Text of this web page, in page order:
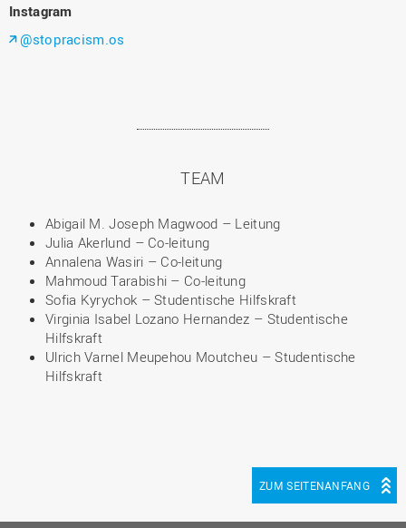
Instagram
@stopracism.os
TEAM
Abigail M. Joseph Magwood – Leitung
Julia Akerlund – Co-leitung
Annalena Wasiri – Co-leitung
Mahmoud Tarabishi – Co-leitung
Sofia Kyrychok – Studentische Hilfskraft
Virginia Isabel Lozano Hernandez – Studentische
Hilfskraft
Ulrich Varnel Meupehou Moutcheu – Studentische
Hilfskraft
ZUM SEITENANFANG